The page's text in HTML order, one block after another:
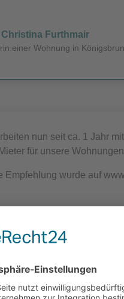
Christina Furthmair
einer Wohnung in
nun seit ca. 1 Jahr
für unsere
Empfehlung wurde auf
Verkäufer/Käufer Kunde in